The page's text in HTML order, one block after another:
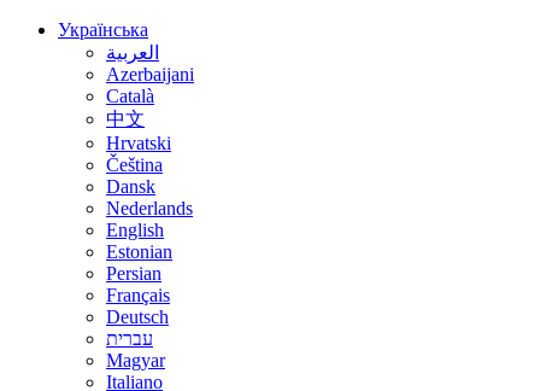
Українська
العربية
Azerbaijani
Català
中文
Hrvatski
Čeština
Dansk
Nederlands
English
Estonian
Persian
Français
Deutsch
עברית
Magyar
Italiano